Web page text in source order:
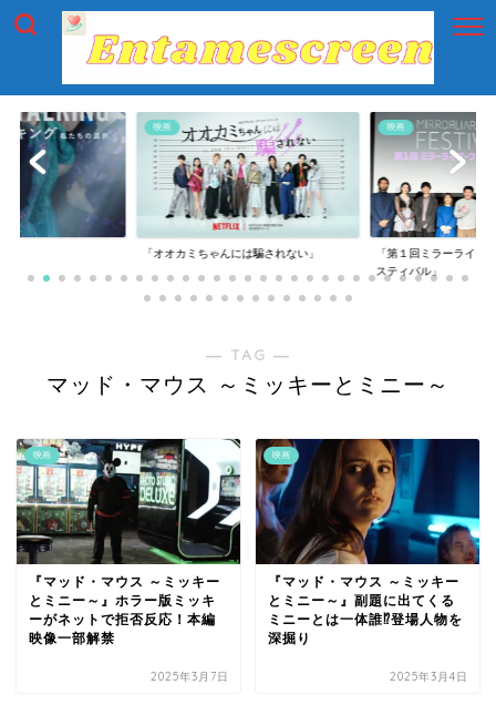
映画
「オオカミちゃんには騙されない」
映画
「第１回ミラーライア
スティバル」
― TAG ―
マッド・マウス ～ミッキーとミニー～
映画
『マッド・マウス ～ミッキー
とミニー～』ホラー版ミッキ
ーがネットで拒否反応！本編
映像一部解禁
2025年3月7日
映画
『マッド・マウス ～ミッキー
とミニー～』副題に出てくる
ミニーとは一体誰⁉登場人物を
深掘り
2025年3月4日